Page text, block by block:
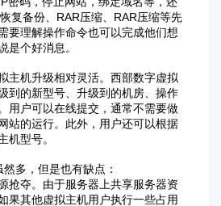
复备份、RAR压缩、RAR压缩等先
要理解操作命令也可以完成他们想
是个好消息。
主机升级相对灵活。西部数字虚拟
到的新型号、升级到的机房、操作
用户可以在线提交，通常不需要做
站的运行。此外，用户还可以根据
机型号。
多，但是也有缺点：
抢夺。由于服务器上共享服务器资
果其他虚拟主机用户执行一些占用